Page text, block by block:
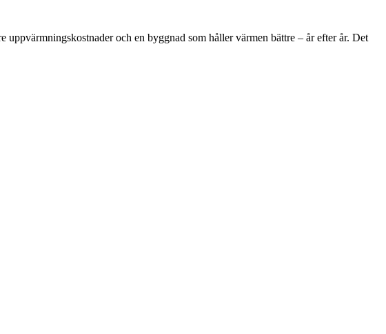
och en byggnad som håller värmen bättre – år efter år. Det